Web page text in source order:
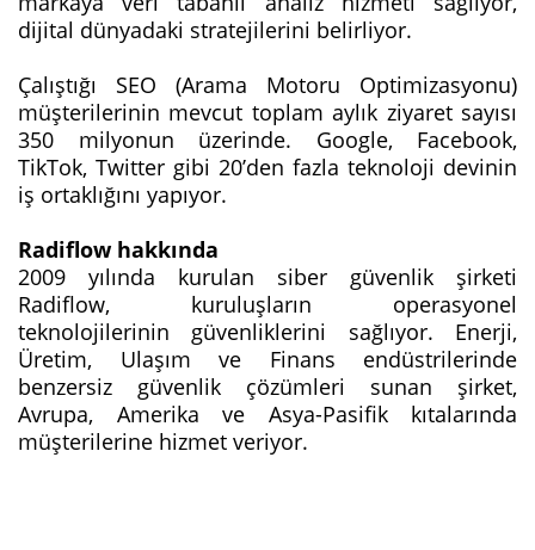
dijital dünyadaki stratejilerini belirliyor.
Çalıştığı SEO (Arama Motoru Optimizasyonu)
müşterilerinin mevcut toplam aylık ziyaret sayısı
350 milyonun üzerinde. Google, Facebook,
TikTok, Twitter gibi 20’den fazla teknoloji devinin
iş ortaklığını yapıyor.
Radiflow hakkında
2009 yılında kurulan siber güvenlik şirketi
Radiflow, kuruluşların operasyonel
teknolojilerinin güvenliklerini sağlıyor. Enerji,
Üretim, Ulaşım ve Finans endüstrilerinde
benzersiz güvenlik çözümleri sunan şirket,
Avrupa, Amerika ve Asya-Pasifik kıtalarında
müşterilerine hizmet veriyor.